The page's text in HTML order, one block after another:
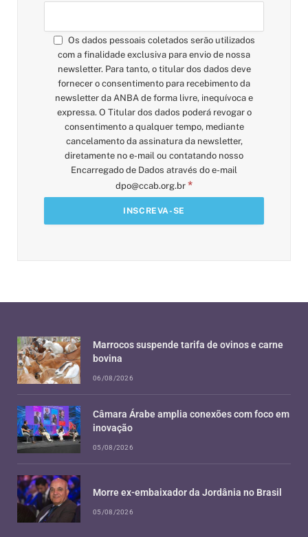
Os dados pessoais coletados serão utilizados
com a finalidade exclusiva para envio de nossa
newsletter. Para tanto, o titular dos dados deve
fornecer o consentimento para recebimento da
newsletter da ANBA de forma livre, inequívoca e
expressa. O Titular dos dados poderá revogar o
consentimento a qualquer tempo, mediante
cancelamento da assinatura da newsletter,
diretamente no e-mail ou contatando nosso
Encarregado de Dados através do e-mail
dpo@ccab.org.br *
Marrocos suspende tarifa de ovinos e carne
bovina
06/08/2026
Câmara Árabe amplia conexões com foco em
inovação
05/08/2026
Morre ex-embaixador da Jordânia no Brasil
05/08/2026